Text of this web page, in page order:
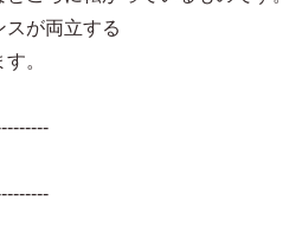
スが両立する
。